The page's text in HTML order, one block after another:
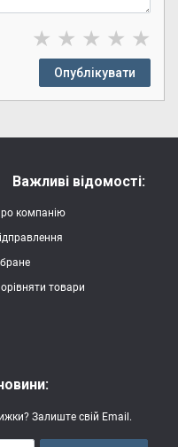
★ ★ ★ ★ ★
Опублікувати
Важливі відомості:
компанію
товари
Залиште свій Email.